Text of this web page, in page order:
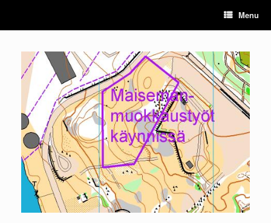
content
Menu